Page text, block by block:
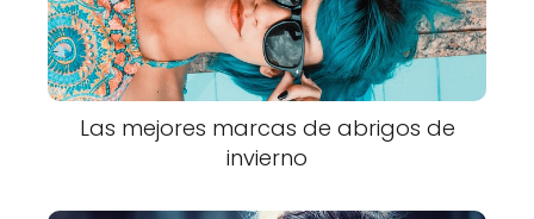
Las mejores marcas de abrigos de
invierno